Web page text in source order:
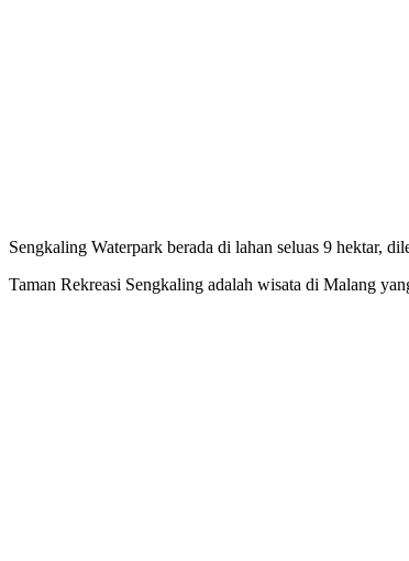
Sengkaling Waterpark berada di lahan seluas 9 hektar,
Taman Rekreasi Sengkaling adalah wisata di Malang